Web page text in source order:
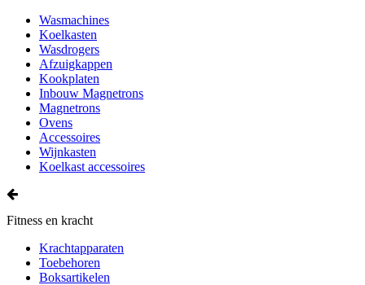
Wasmachines
Koelkasten
Wasdrogers
Afzuigkappen
Kookplaten
Inbouw Magnetrons
Magnetrons
Ovens
Accessoires
Wijnkasten
Koelkast accessoires
Fitness en kracht
Krachtapparaten
Toebehoren
Boksartikelen